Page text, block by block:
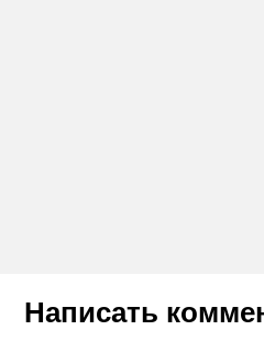
Написать